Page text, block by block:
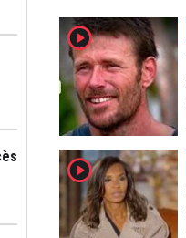
player2
player2